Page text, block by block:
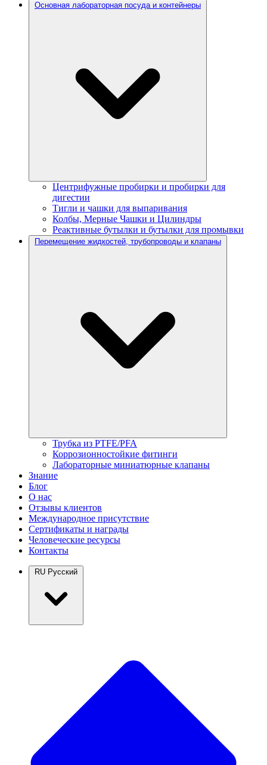
Основная лабораторная посуда и контейнеры
Центрифужные пробирки и пробирки для
дигестии
Тигли и чашки для выпаривания
Колбы, Мерные Чашки и Цилиндры
Реактивные бутылки и бутылки для промывки
Перемещение жидкостей, трубопроводы и клапаны
Трубка из PTFE/PFA
Коррозионностойкие фитинги
Лабораторные миниатюрные клапаны
Знание
Блог
О нас
Отзывы клиентов
Международное присутствие
Сертификаты и награды
Человеческие ресурсы
Контакты
RU Русский